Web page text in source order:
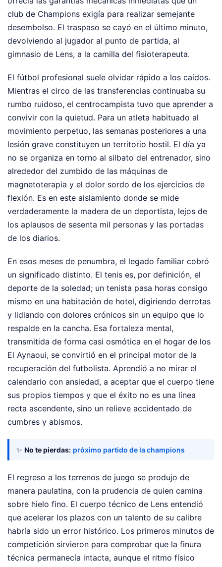
club de Champions exigía para realizar semejante
desembolso. El traspaso se cayó en el último minuto,
devolviendo al jugador al punto de partida, al
gimnasio de Lens, a la camilla del fisioterapeuta.
El fútbol profesional suele olvidar rápido a los caídos.
Mientras el circo de las transferencias continuaba su
rumbo ruidoso, el centrocampista tuvo que aprender a
convivir con la quietud. Para un atleta habituado al
movimiento perpetuo, las semanas posteriores a una
lesión grave constituyen un territorio hostil. El día ya
no se organiza en torno al silbato del entrenador, sino
alrededor del zumbido de las máquinas de
magnetoterapia y el dolor sordo de los ejercicios de
flexión. Es en este aislamiento donde se mide
verdaderamente la madera de un deportista, lejos de
los aplausos de sesenta mil personas y las portadas
de los diarios.
En esos meses de penumbra, el legado familiar cobró
un significado distinto. El tenis es, por definición, el
deporte de la soledad; un tenista pasa horas consigo
mismo en una habitación de hotel, digiriendo derrotas
y lidiando con dolores crónicos sin un equipo que lo
respalde en la cancha. Esa fortaleza mental,
transmitida de forma casi osmótica en el hogar de los
El Aynaoui, se convirtió en el principal motor de la
recuperación del futbolista. Aprendió a no mirar el
calendario con ansiedad, a aceptar que el cuerpo tiene
sus propios tiempos y que el éxito no es una línea
recta ascendente, sino un relieve accidentado de
cumbres y abismos.
✨ No te pierdas: próximo partido de la champions
El regreso a los terrenos de juego se produjo de
manera paulatina, con la prudencia de quien camina
sobre hielo fino. El cuerpo técnico de Lens entendió
que acelerar los plazos con un talento de su calibre
habría sido un error histórico. Los primeros minutos de
competición sirvieron para comprobar que la finura
técnica permanecía intacta, aunque el ritmo físico